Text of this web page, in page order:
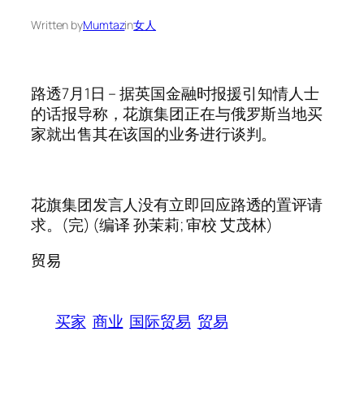
Written byMumtazin女人
路透7月1日 – 据英国金融时报援引知情人士
的话报导称，花旗集团正在与俄罗斯当地买
家就出售其在该国的业务进行谈判。
花旗集团发言人没有立即回应路透的置评请
求。(完) (编译 孙茉莉; 审校 艾茂林)
贸易
买家 商业 国际贸易 贸易